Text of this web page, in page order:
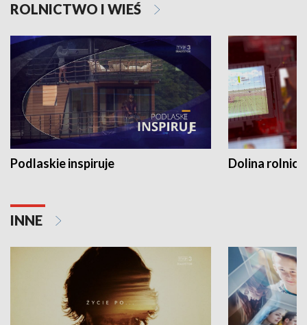
ROLNICTWO I WIEŚ
Podlaskie inspiruje Dolina
INNE